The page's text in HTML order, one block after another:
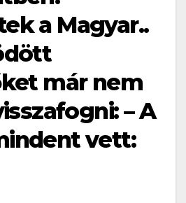
a Magyar..
már nem
– A
vett: